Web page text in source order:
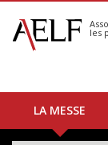
S'abonner
Calendrier
les
LA MESSE